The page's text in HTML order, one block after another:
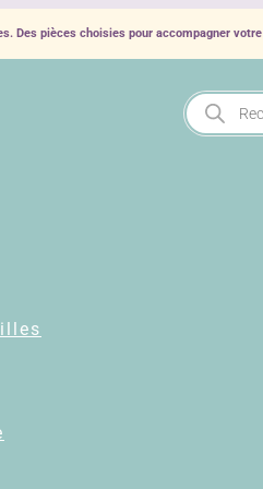
Des pièces choisies pour accompagner
Recherche
de
produits